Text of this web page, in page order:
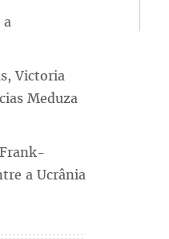
a
Victoria
Meduza
a Ucrânia